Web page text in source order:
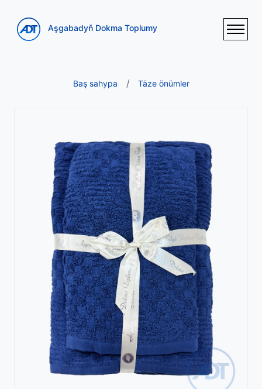
Aşgabadyň Dokma Toplumy
Baş sahypa Täze önümler